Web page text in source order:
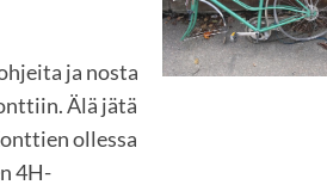
ja nosta
Älä jätä
ollessa
4H-